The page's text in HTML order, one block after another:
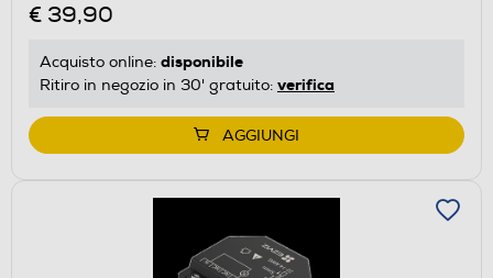
€ 39,90
Acquisto online: disponibile
Ritiro in negozio in 30' gratuito: verifica
AGGIUNGI